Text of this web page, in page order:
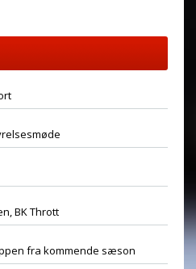
BK Thrott
fra kommende sæson